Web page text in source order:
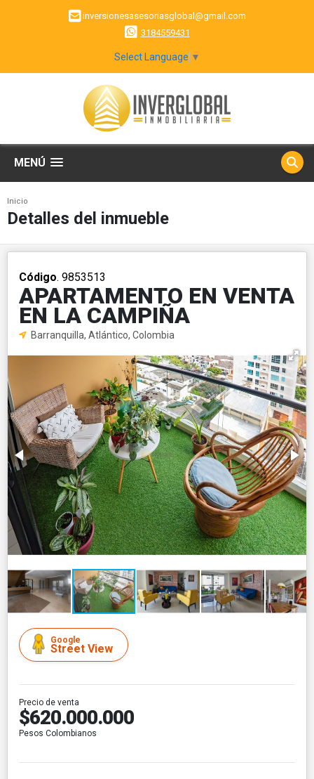
inversionesasesoriasglobal@gmail.com
3184559431
Select Language ▼
MENÚ
Inicio
Detalles del inmueble
Código. 9853513
APARTAMENTO EN VENTA
EN LA CAMPIÑA
Barranquilla, Atlántico, Colombia
Google
Street View
Precio de venta
$620.000.000
Pesos Colombianos